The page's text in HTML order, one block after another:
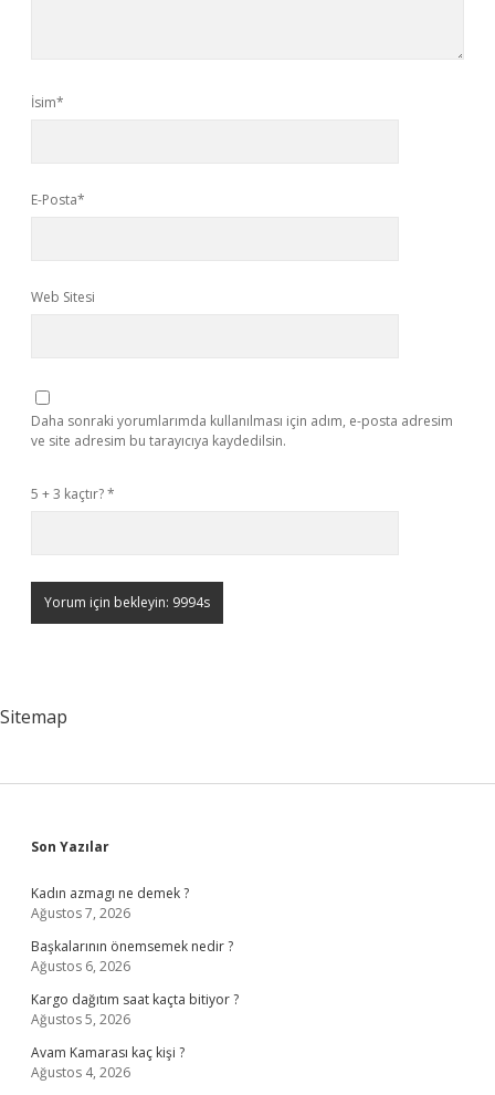
İsim*
E-Posta*
Web Sitesi
Daha sonraki yorumlarımda kullanılması için adım, e-posta adresim
ve site adresim bu tarayıcıya kaydedilsin.
5 + 3 kaçtır?*
Sitemap
Sidebar
Son Yazılar
Kadın azmagı ne demek ?
Ağustos 7, 2026
Başkalarının önemsemek nedir ?
Ağustos 6, 2026
Kargo dağıtım saat kaçta bitiyor ?
Ağustos 5, 2026
Avam Kamarası kaç kişi ?
Ağustos 4, 2026